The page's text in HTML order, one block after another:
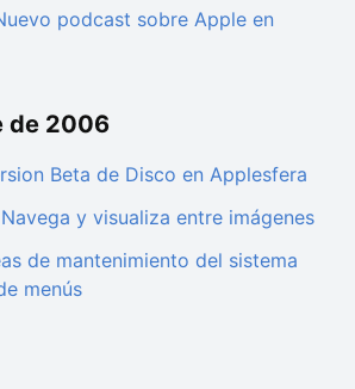
podcast sobre Apple en
de 2006
Beta de Disco en Applesfera
y visualiza entre imágenes
de mantenimiento del sistema
menús